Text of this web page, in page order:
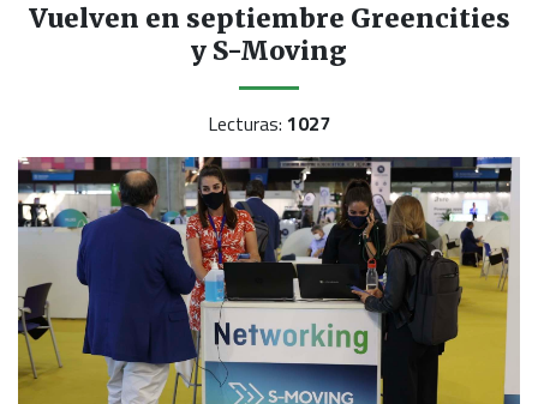
Vuelven en septiembre Greencities
y S-Moving
Lecturas: 1027